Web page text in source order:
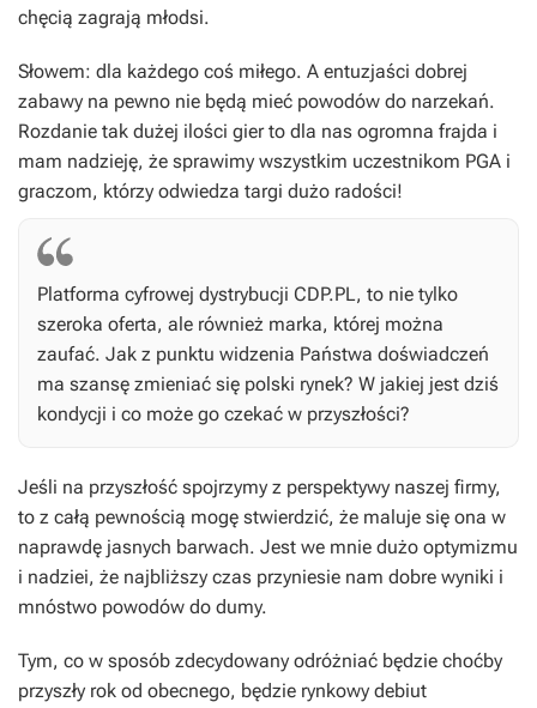
chęcią zagrają młodsi.
Słowem: dla każdego coś miłego. A entuzjaści dobrej
zabawy na pewno nie będą mieć powodów do narzekań.
Rozdanie tak dużej ilości gier to dla nas ogromna frajda i
mam nadzieję, że sprawimy wszystkim uczestnikom PGA i
graczom, którzy odwiedza targi dużo radości!
Platforma cyfrowej dystrybucji CDP.PL, to nie tylko
szeroka oferta, ale również marka, której można
zaufać. Jak z punktu widzenia Państwa doświadczeń
ma szansę zmieniać się polski rynek? W jakiej jest dziś
kondycji i co może go czekać w przyszłości?
Jeśli na przyszłość spojrzymy z perspektywy naszej firmy,
to z całą pewnością mogę stwierdzić, że maluje się ona w
naprawdę jasnych barwach. Jest we mnie dużo optymizmu
i nadziei, że najbliższy czas przyniesie nam dobre wyniki i
mnóstwo powodów do dumy.
Tym, co w sposób zdecydowany odróżniać będzie choćby
przyszły rok od obecnego, będzie rynkowy debiut